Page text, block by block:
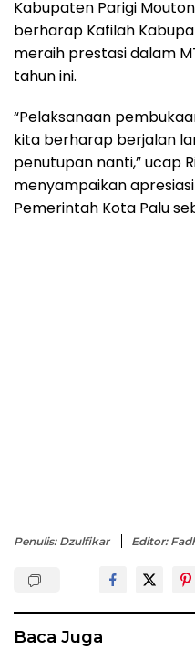
Kabupaten Parigi
berharap Kafilah
meraih prestasi dalam
tahun ini.
“Pelaksanaan
kita berharap berjalan
penutupan nanti,” ucap
menyampaikan
Pemerintah Kota Palu
Penulis: Dzulfikar Editor:
Baca Juga